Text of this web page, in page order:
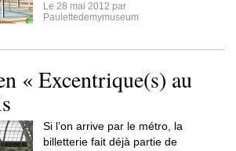
Le 28 mai 2012 par
Paulettedemymuseum
« Excentrique(s) au
Si l’on arrive par le métro, la
billetterie fait déjà partie de